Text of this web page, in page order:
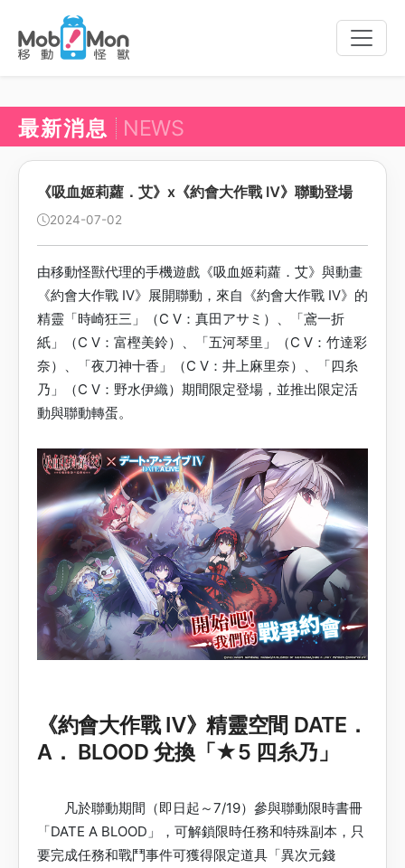
Toggle
最新消息 NEWS
《吸血姬莉蘿．艾》x《約會大作戰 Ⅳ》聯動登場
2024-07-02
由移動怪獸代理的手機遊戲《吸血姬莉蘿．艾》與動畫
《約會大作戰 Ⅳ》展開聯動，來自《約會大作戰 Ⅳ》的
精靈「時崎狂三」（C V：真田アサミ）、「鳶一折
紙」（C V：富樫美鈴）、「五河琴里」（C V：竹達彩
奈）、「夜刀神十香」（C V：井上麻里奈）、「四糸
乃」（C V：野水伊織）期間限定登場，並推出限定活
動與聯動轉蛋。
《約會大作戰 Ⅳ》精靈空間 DATE．
A． BLOOD 兌換「★5 四糸乃」
凡於聯動期間（即日起～7/19）參與聯動限時書冊
「DATE A BLOOD」，可解鎖限時任務和特殊副本，只
要完成任務和戰鬥事件可獲得限定道具「異次元錢